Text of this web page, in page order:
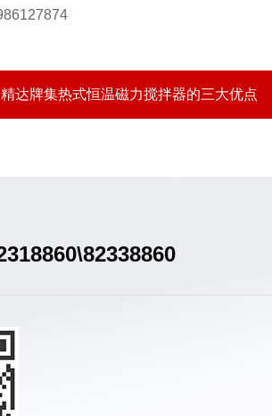
精达牌集热式恒温磁力搅拌器的三大优点